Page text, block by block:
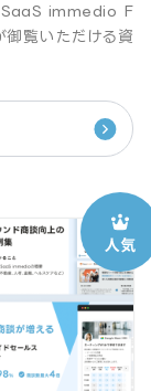
SaaS immedio F
御覧いただける資